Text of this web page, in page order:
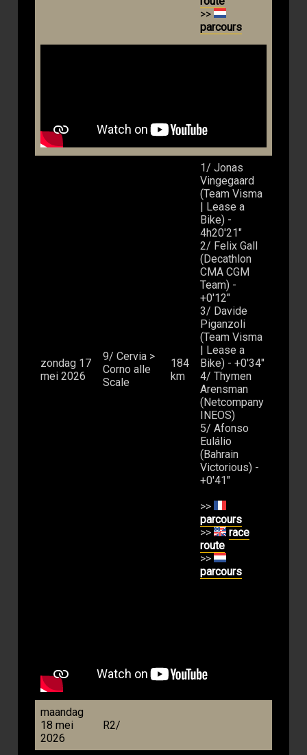
>>
parcours
zondag 17
mei 2026
9/ Cervia >
Corno alle
Scale
184
km
1/ Jonas
Vingegaard
(Team Visma
| Lease a
Bike) -
4h20'21"
2/ Felix Gall
(Decathlon
CMA CGM
Team) -
+0'12"
3/ Davide
Piganzoli
(Team Visma
| Lease a
Bike) - +0'34"
4/ Thymen
Arensman
(Netcompany
INEOS)
5/ Afonso
Eulálio
(Bahrain
Victorious) -
+0'41"
>>
parcours
>>
race
route
>>
parcours
maandag
18 mei
2026
R2/